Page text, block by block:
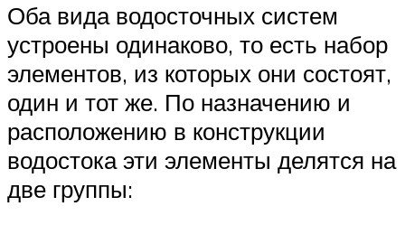
Оба вида водосточных систем
устроены одинаково, то есть набор
элементов, из которых они состоят,
один и тот же. По назначению и
расположению в конструкции
водостока эти элементы делятся на
две группы: